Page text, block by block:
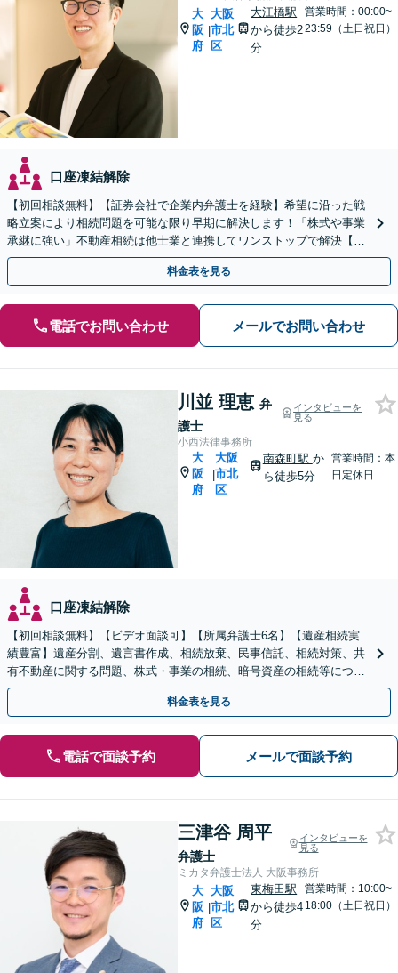
大
阪
府
|
大阪
市北
区
大江橋駅
から徒歩2
分
営業時間：00:00~
23:59（土日祝日）
口座凍結解除
【初回相談無料】【証券会社で企業内弁護士を経験】希望に沿った戦
略立案により相続問題を可能な限り早期に解決します！「株式や事業
承継に強い」不動産相続は他士業と連携してワンストップで解決【メ
ール相談／夜間面談OK】【大江橋駅3分】
料金表を見る
電話でお問い合わせ メールでお問い合わせ
川並 理恵 弁
護士
インタビューを
見る
小西法律事務所
大
阪
府
|
大阪
市北
区
南森町駅 か
ら徒歩5分
営業時間：本
日定休日
口座凍結解除
【初回相談無料】【ビデオ面談可】【所属弁護士6名】【遺産相続実
績豊富】遺産分割、遺言書作成、相続放棄、民事信託、相続対策、共
有不動産に関する問題、株式・事業の相続、暗号資産の相続等につき
豊富な対応実績。【バリアフリー】【完全個室】
料金表を見る
電話で面談予約 メールで面談予約
三津谷 周平
弁護士
インタビューを
見る
ミカタ弁護士法人 大阪事務所
大
阪
府
|
大阪
市北
区
東梅田駅
から徒歩4
分
営業時間：10:00~
18:00（土日祝日）